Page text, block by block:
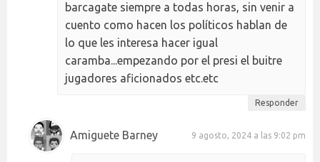
barcagate siempre a todas horas, sin venir a
cuento como hacen los políticos hablan de
lo que les interesa hacer igual
caramba...empezando por el presi el buitre
jugadores aficionados etc.etc
Responder
Amiguete Barney 9 agosto, 2024 a las 9:02 pm